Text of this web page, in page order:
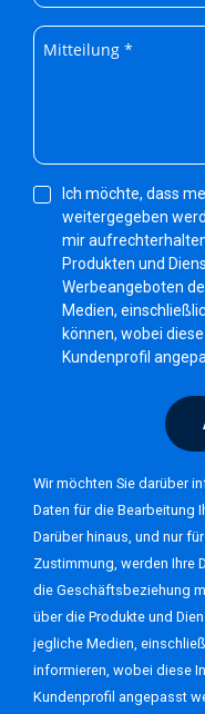
Mitteilung *
Ich möchte, dass
weitergegeben
mir
Produkten und
Werbeangeboten
Medien,
können, wobei
Kundenprofil
Wir möchten Sie darüber
Daten für die Bearbeitung
Darüber hinaus, und nur
Zustimmung, werden Ihre
die Geschäftsbeziehung
über die Produkte und
jegliche Medien,
informieren, wobei diese
Kundenprofil angepasst